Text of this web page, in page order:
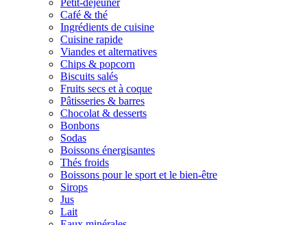
Petit-déjeuner
Café & thé
Ingrédients de cuisine
Cuisine rapide
Viandes et alternatives
Chips & popcorn
Biscuits salés
Fruits secs et à coque
Pâtisseries & barres
Chocolat & desserts
Bonbons
Sodas
Boissons énergisantes
Thés froids
Boissons pour le sport et le bien-être
Sirops
Jus
Lait